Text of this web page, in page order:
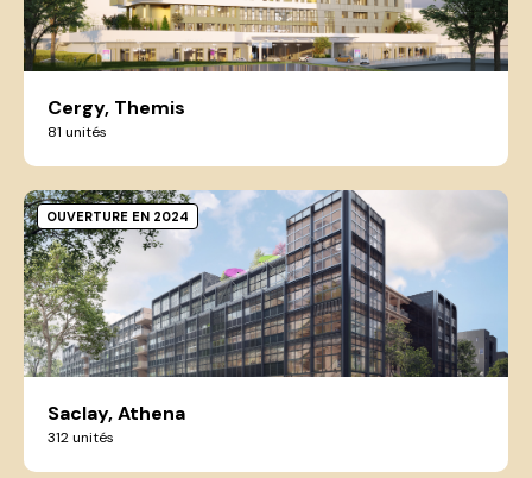
Cergy, Themis
81 unités
Saclay, Athena
312 unités
OUVERTURE EN 2024